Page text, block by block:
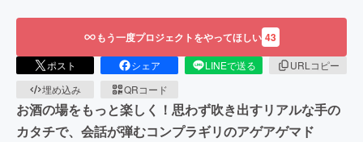
もう一度プロジェクトをやってほしい 43
ポスト シェア LINEで送る
URLコピー
埋め込み
QRコード
お酒の場をもっと楽しく！思わず吹き出すリアルな手の
カタチで、会話が弾むコンプラギリのアゲアゲマド